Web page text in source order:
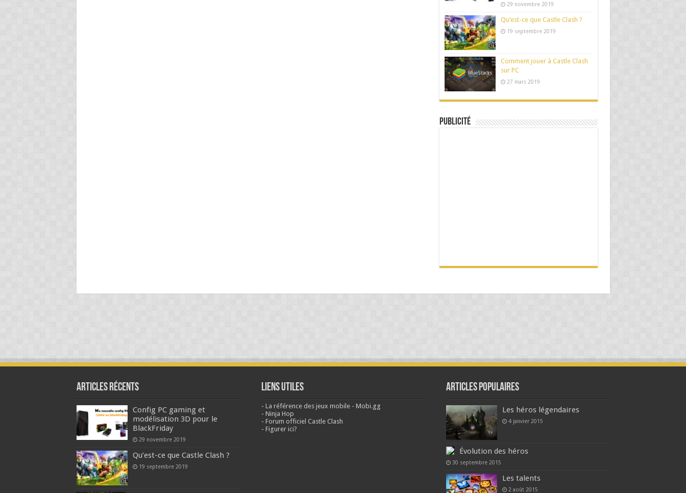
29 novembre 2019
Qu’est-ce que Castle Clash ?
19 septembre 2019
Comment jouer à Castle Clash
sur PC
27 mars 2019
Publicité
Articles Récents
Config PC gaming et
modélisation 3D pour le
BlackFriday
29 novembre 2019
Qu’est-ce que Castle Clash ?
19 septembre 2019
Liens Utiles
- La référence des jeux mobile - Mobi.gg
- Ninja Hop
- Forum officiel Castle Clash
- Figurer ici?
Articles populaires
Les héros légendaires
4 janvier 2015
Évolution des héros
30 septembre 2015
Les talents
2 août 2015